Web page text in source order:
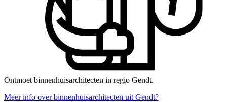
Ontmoet binnenhuisarchitecten in regio Gendt.
Meer info over binnenhuisarchitecten uit Gendt?